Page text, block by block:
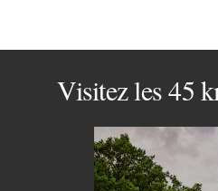
Visitez les 45